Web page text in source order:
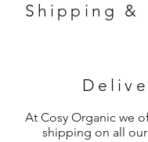
Shipping &
At Cosy Organic we
shipping on all